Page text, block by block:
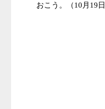
おこう。（10月19